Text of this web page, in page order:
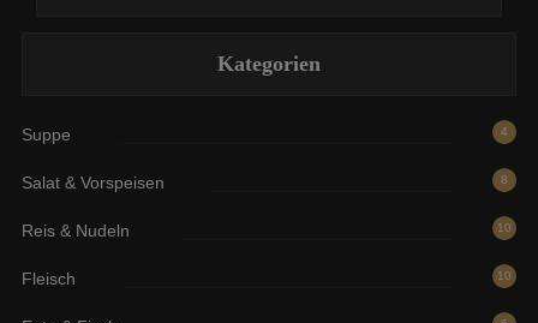
Kategorien
Suppe 4
Salat & Vorspeisen 8
Reis & Nudeln 10
Fleisch 10